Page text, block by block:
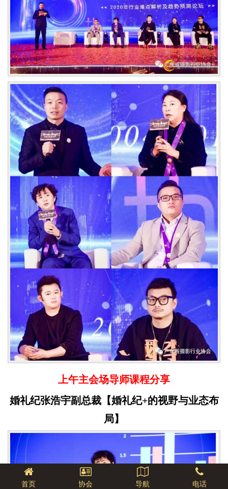
上午主会场导师课程分享
婚礼纪张浩宇副总裁【婚礼纪+的视野与业态布
局】
首页 协会 导航 电话